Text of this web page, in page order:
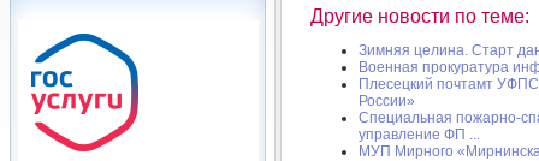
Другие новости по теме:
Зимняя целина. Старт
Военная прокуратура
Плесецкий почтамт
России»
Специальная пожарно-
управление ФП ...
МУП Мирного